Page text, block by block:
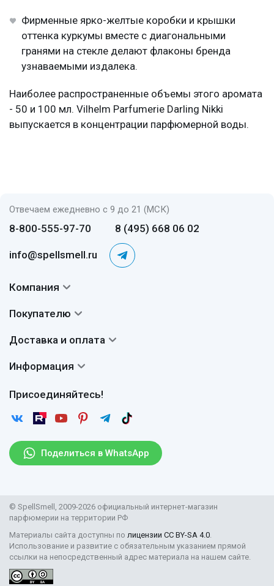
Фирменные ярко-желтые коробки и крышки
оттенка куркумы вместе с диагональными
гранями на стекле делают флаконы бренда
узнаваемыми издалека.
Наиболее распространенные объемы этого аромата
- 50 и 100 мл. Vilhelm Parfumerie Darling Nikki
выпускается в концентрации парфюмерной воды.
Отвечаем ежедневно с 9 до 21 (МСК)
8-800-555-97-70 8 (495) 668 06 02
info@spellsmell.ru
Поделиться в WhatsApp
Присоединяйтесь!
Компания
Авторы
Сертификаты
Покупателю
Вопросы и ответы
Отзывы
Статьи
Рассылка
Доставка и оплата
Доставка
Возврат
Информация
Пользовательское соглашение
Защита персональных данных
Правила продажи товаров (Постановление Правительства
Поставщикам
© SpellSmell, 2009-2026 официальный интернет-магазин
парфюмерии на территории РФ
Материалы сайта доступны по лицензии CC BY-SA 4.0.
Использование и развитие с обязательным указанием прямой
ссылки на непосредственный адрес материала на нашем сайте.